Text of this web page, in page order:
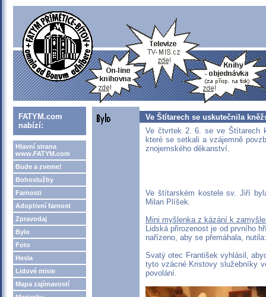
FATYM.com
nabízí:
Hlavní strana
www.FATYM.com
Bude a zveme!
Bohoslužby
Farnosti
Adoptivní farnost
Zpravodaj
Bylo
Foto
Hesla
Lidové misie
Mapa zajímavostí
Ve Štítarech se uskutečnila
Ve čtvrtek 2. 6. se ve Štítarech
které se setkali a vzájemně
znojemského děkanství.
Ve štítarském kostele sv. Jiří
Milan Plíšek.
Mini myšlenka z kázání k
Lidská přirozenost je od prvního
nařízeno, aby se přemáhala,
Svatý otec František vyhlásil,
tyto vzácné Kristovy služebníky
povolání.